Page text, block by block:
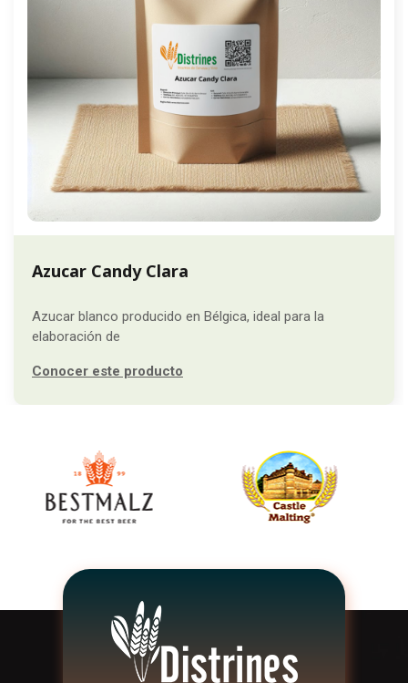
Azucar Candy Clara
Azucar blanco producido en Bélgica, ideal para la
elaboración de
Conocer este producto